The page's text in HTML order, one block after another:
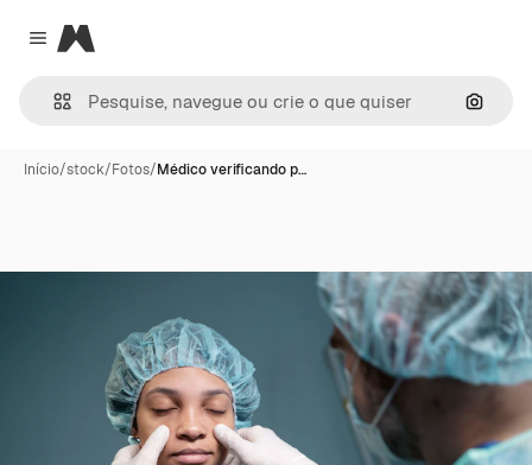
Close menu
Magnific
Início/stock/Fotos/Médico verificando p…